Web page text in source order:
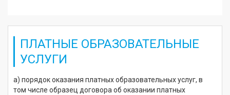
ПЛАТНЫЕ ОБРАЗОВАТЕЛЬНЫЕ
УСЛУГИ
а) порядок оказания платных образовательных услуг, в
том числе образец договора об оказании платных